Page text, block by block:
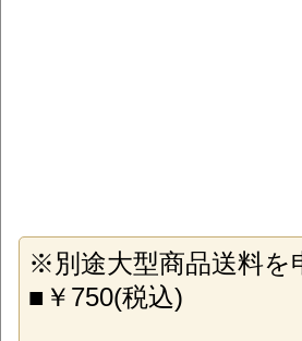
※別途大型商品送料を
■￥750(税込)